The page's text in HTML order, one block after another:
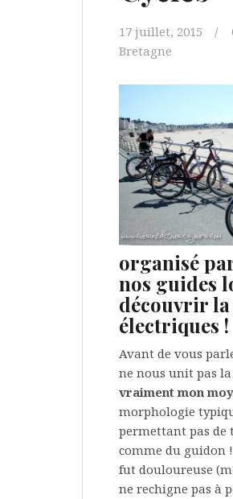
17 juillet, 2015
Bretagne
organisé
nos guides
découvrir
électriques !
Avant de vous
ne nous unit pas
vraiment mon
morphologie
permettant pas de
comme du guidon !
fut douloureuse
ne rechigne pas à